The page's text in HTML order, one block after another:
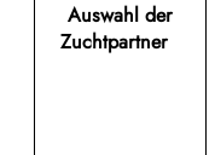
Auswahl der
Zuchtpartner